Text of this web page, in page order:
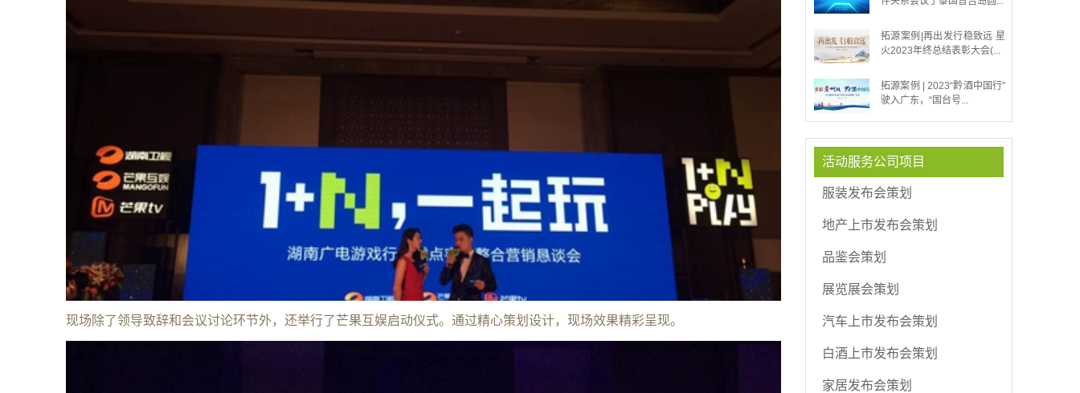
现场除了领导致辞和会议讨论环节外，还举行了芒果互娱启动仪式。通过精心策划设计，现场效果精彩呈现。
拓源案例|再出发行稳致远 星
火2023年终总结表彰大会(...
拓源案例 | 2023“黔酒中国行”
驶入广东，“国台号...
活动服务公司项目
服装发布会策划
地产上市发布会策划
品鉴会策划
展览展会策划
汽车上市发布会策划
白酒上市发布会策划
家居发布会策划